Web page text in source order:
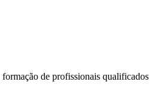
de profissionais qualificados